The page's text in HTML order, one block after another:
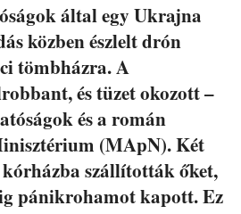
által egy Ukrajna
közben észlelt drón
tömbházra. A
és tüzet okozott –
és a román
(MApN). Két
szállították őket,
pánikrohamot kapott. Ez